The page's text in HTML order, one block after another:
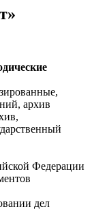
архив
Федерации
дел